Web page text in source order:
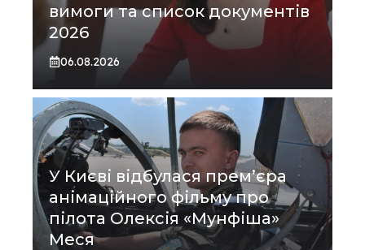
вимоги та список документів
2026
06.08.2026
У Києві відбулася прем’єра
анімаційного фільму про
пілота Олексія «Мунфіша»
Меся